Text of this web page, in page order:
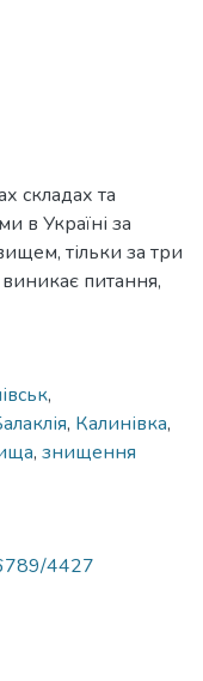
складах та
в Україні за
тільки за три
питання,
,
, Калинівка,
, знищення
4427